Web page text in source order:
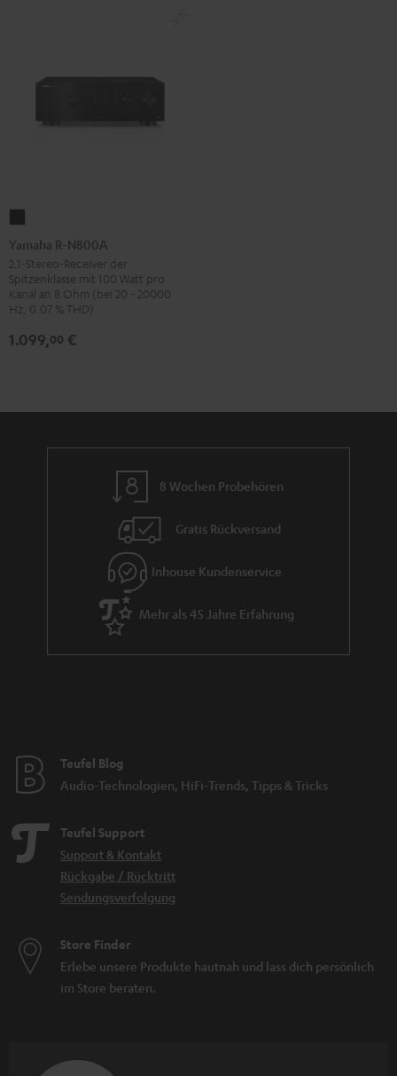
N800A
Schwarz
Yamaha R-N800A
2.1-Stereo-Receiver der
Spitzenklasse mit 100 Watt pro
Kanal an 8 Ohm (bei 20 - 20000
Hz, 0.07 % THD)
1.099,00 €
8 Wochen Probehören
Gratis Rückversand
Inhouse Kundenservice
Mehr als 45 Jahre Erfahrung
Teufel Blog
Audio-Technologien, HiFi-Trends, Tipps & Tricks
Teufel Support
Support & Kontakt
Rückgabe / Rücktritt
Sendungsverfolgung
Store Finder
Erlebe unsere Produkte hautnah und lass dich persönlich
im Store beraten.